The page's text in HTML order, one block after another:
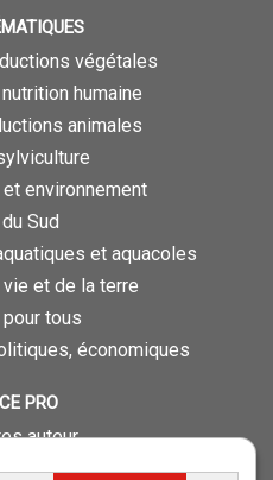
végétales
humaine
animales
environnement
Sud
et aquacoles
et de la terre
tous
économiques
PRO
auteur
journaliste